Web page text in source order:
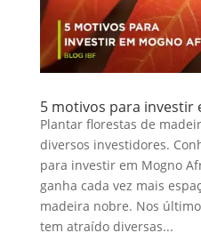
5 motivos para investir
Plantar florestas de
diversos investidores.
para investir em Mogno
ganha cada vez mais
madeira nobre. Nos
tem atraído diversas...